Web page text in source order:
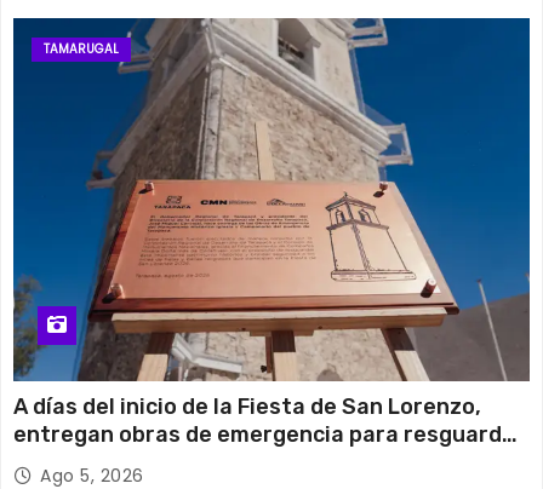
TAMARUGAL
A días del inicio de la Fiesta de San Lorenzo,
entregan obras de emergencia para resguardar
su histórico campanario
Ago 5, 2026